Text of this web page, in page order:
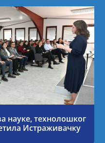
науке, технолошког
Истраживачку